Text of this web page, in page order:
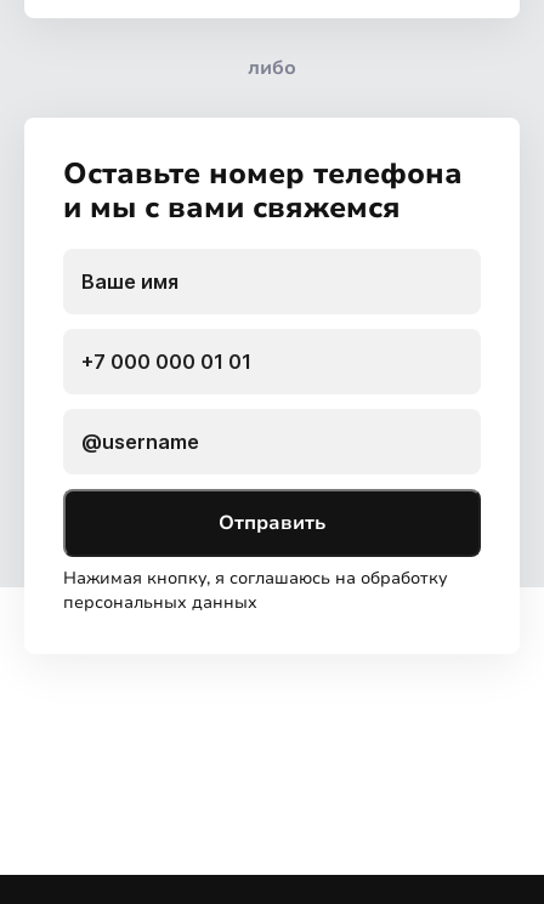
либо
Оставьте номер телефона
и мы с вами свяжемся
Отправить
Нажимая кнопку, я соглашаюсь на обработку
персональных данных